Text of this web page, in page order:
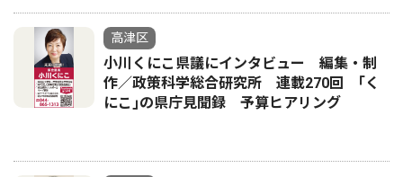
高津区
小川くにこ県議にインタビュー 編集・制
作／政策科学総合研究所 連載270回 ｢く
にこ｣の県庁見聞録 予算ヒアリング